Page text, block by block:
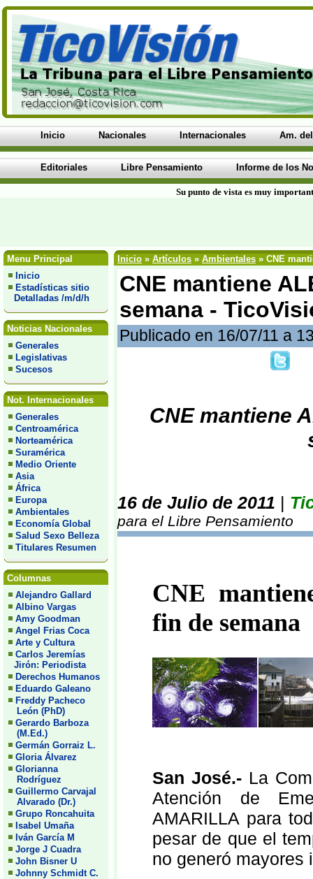
Inicio Nacionales Internacionales Am.
Editoriales Libre Pensamiento Informe de los
Su punto de vista es muy
Menu Principal
Inicio
Estadísticas sitio
Detalladas /m/d/h
Noticias Nacionales
Generales
Legislativas
Sucesos
Not. Internacionales
Generales
Centroamérica
Norteamérica
Suramérica
Medio Oriente
Asia
África
Europa
Ambientales
Economía Global
Salud Sexo Belleza
Titulares Resumen
Columnas
Alejandro Gallard
Albino Vargas
Amy Goodman
Angel Frias Coca
Arte y Cultura
Carlos Jeremías
Jirón: Periodista
Derechos Humanos
Eduardo Galeano
Freddy Pacheco
León (PhD)
Gerardo Barboza
(M.Ed.)
Germán Gorraiz L.
Gloria Álvarez
Glorianna
Rodríguez
Guillermo Carvajal
Alvarado (Dr.)
Grupo Roncahuita
Isabel Umaña
Iván García M
Jorge J Cuadra
John Bisner U
Johnny Schmidt C.
Inicio » Artículos » Ambientales » CNE
CNE mantiene
semana -
Publicado en 16/07/11 a
CNE mantiene
16 de Julio de 2011 |
para el Libre Pensamiento
CNE
fin de semana
San José.- La
Atención de
AMARILLA para
pesar de que el
no generó mayores